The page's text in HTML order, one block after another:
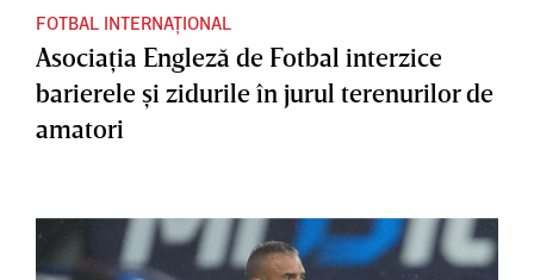
FOTBAL INTERNAȚIONAL
Asociaţia Engleză de Fotbal interzice
barierele şi zidurile în jurul terenurilor de
amatori